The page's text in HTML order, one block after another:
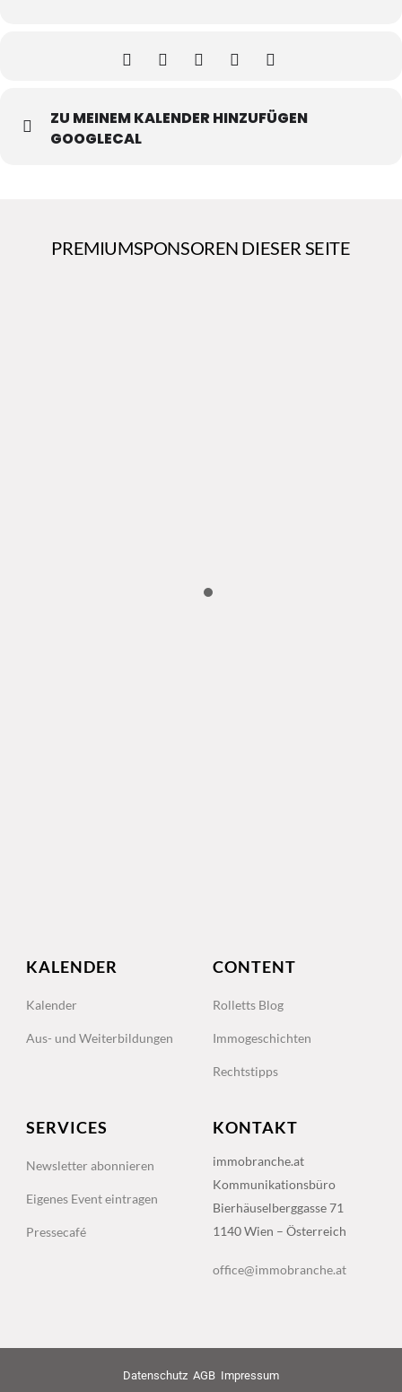
ZU MEINEM KALENDER HINZUFÜGEN
GOOGLECAL
PREMIUMSPONSOREN DIESER SEITE
KALENDER
Kalender
Aus- und Weiterbildungen
CONTENT
Rolletts Blog
Immogeschichten
Rechtstipps
SERVICES
Newsletter abonnieren
Eigenes Event eintragen
Pressecafé
KONTAKT
immobranche.at
Kommunikationsbüro
Bierhäuselberggasse 71
1140 Wien – Österreich
office@immobranche.at
Datenschutz AGB Impressum